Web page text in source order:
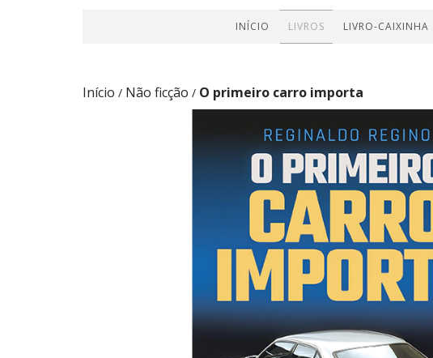
INÍCIO LIVROS LIVRO-CAIXINHA
Início / Não ficção / O primeiro carro importa